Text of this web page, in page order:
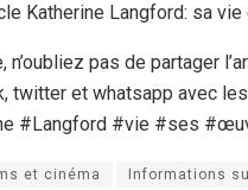
Katherine Langford: sa
n’oubliez pas de partager
twitter et whatsapp avec
#Langford #vie #ses
et cinéma Informations